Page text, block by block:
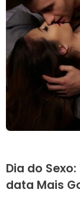
Dia do
data Mais